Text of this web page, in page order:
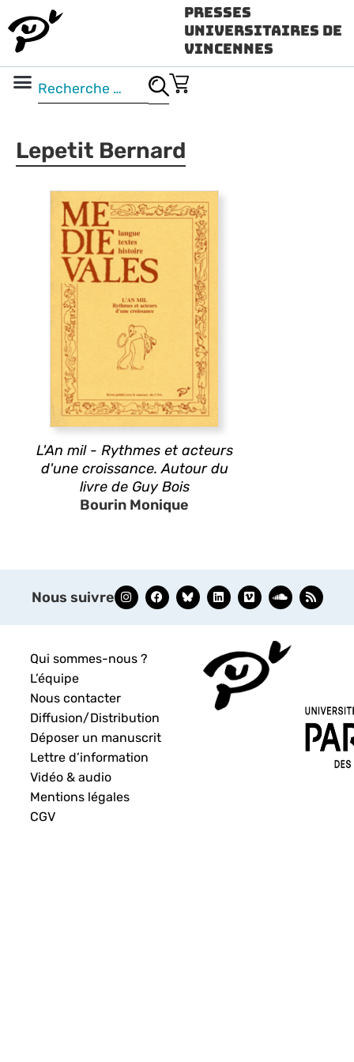
Presses
Universitaires de
Vincennes
Lepetit Bernard
L'An mil - Rythmes et acteurs
d'une croissance. Autour du
livre de Guy Bois
Bourin Monique
Nous suivre
Qui sommes-nous ?
L’équipe
Nous contacter
Diffusion/Distribution
Déposer un manuscrit
Lettre d’information
Vidéo & audio
Mentions légales
CGV